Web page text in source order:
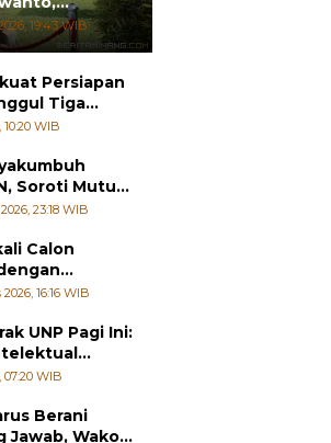
Sinergi
19:43 WIB
Persiapan
Tiga
10:20 WIB
Soroti Mutu
Pelayanan
23:18 WIB
Calon
Global dan
16:16 WIB
UNP Pagi Ini:
07:20 WIB
Berani
Jawab, Wako